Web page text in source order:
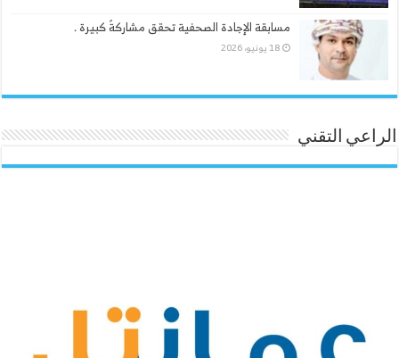
مسابقة الإجادة الصحفية تحقق مشاركةً كبيرة .
18 يونيو، 2026
الراعي التقني